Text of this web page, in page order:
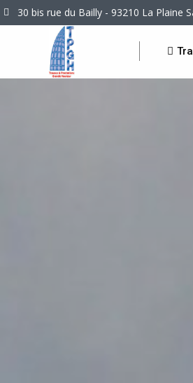
30 bis rue du Bailly - 93210 La Plaine